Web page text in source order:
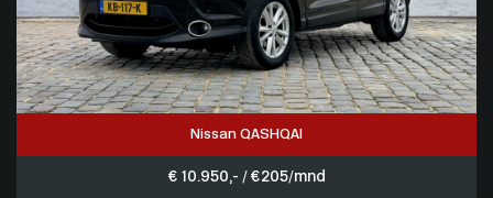
Nissan QASHQAI
€ 10.950,- / € 205/mnd